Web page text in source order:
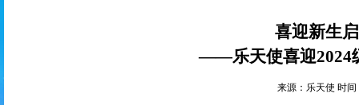
喜迎新生
——乐天使喜迎2024
来源：乐天使 时